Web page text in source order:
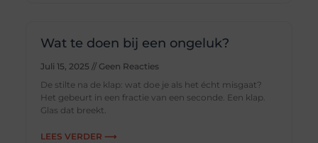
Wat te doen bij een ongeluk?
Juli 15, 2025
Geen Reacties
De stilte na de klap: wat doe je als het écht misgaat?
Het gebeurt in een fractie van een seconde. Een klap.
Glas dat breekt.
LEES VERDER ⟶